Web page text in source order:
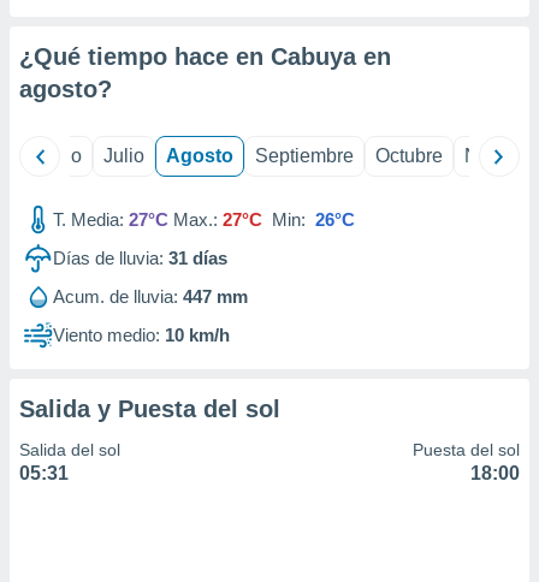
e
de
¿Qué tiempo hace en Cabuya en
agosto?
Junio Julio Agosto Septiembre Octubre
T. Media: 27°C Max.: 27°C Min: 26°C
Días de lluvia: 31 días
Acum. de lluvia: 447 mm
Viento medio: 10 km/h
Salida y Puesta del sol
Salida del sol
05:31
Puesta del sol
18:00